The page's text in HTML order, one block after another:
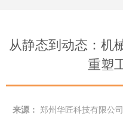
从静态到动态：机
重塑
来源： 郑州华匠科技有限公司